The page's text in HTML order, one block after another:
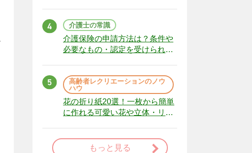
介護士の常識
介護保険の申請方法は？条件や
必要なもの・認定を受けられな
高齢者レクリエーションのノウ
ハウ
花の折り紙20選！一枚から簡単
に作れる可愛い花や立体・リー
もっと見る